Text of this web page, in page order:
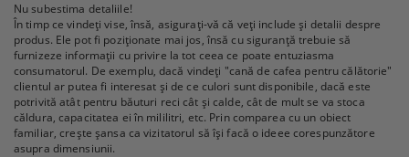
Nu subestima detaliile!
În timp ce vindeți vise, însă, asigurați-vă că veți include și detalii despre
produs. Ele pot fi poziționate mai jos, însă cu siguranță trebuie să
furnizeze informații cu privire la tot ceea ce poate entuziasma
consumatorul. De exemplu, dacă vindeți "cană de cafea pentru călătorie"
clientul ar putea fi interesat și de ce culori sunt disponibile, dacă este
potrivită atât pentru băuturi reci cât și calde, cât de mult se va stoca
căldura, capacitatea ei în mililitri, etc. Prin comparea cu un obiect
familiar, crește șansa ca vizitatorul să își facă o ideee corespunzătore
asupra dimensiunii.